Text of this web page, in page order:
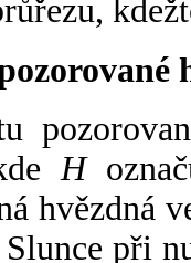
H
hvězdná
Slunce při